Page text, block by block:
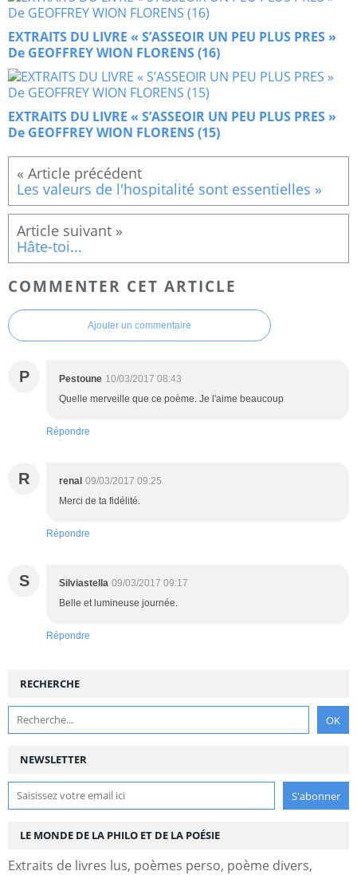
EXTRAITS DU LIVRE « S’ASSEOIR UN PEU PLUS PRES »
De GEOFFREY WION FLORENS (16)
EXTRAITS DU LIVRE « S’ASSEOIR UN PEU PLUS PRES »
De GEOFFREY WION FLORENS (15)
Les valeurs de l'hospitalité sont essentielles »
Hâte-toi...
COMMENTER CET ARTICLE
Ajouter un commentaire
P Pestoune 10/03/2017 08:43
Quelle merveille que ce poème. Je l'aime beaucoup
Répondre
R renal 09/03/2017 09:25
Merci de ta fidélité.
Répondre
S Silviastella 09/03/2017 09:17
Belle et lumineuse journée.
Répondre
NEWSLETTER
RECHERCHE
LE MONDE DE LA PHILO ET DE LA POÉSIE
Extraits de livres lus, poèmes perso, poème divers,